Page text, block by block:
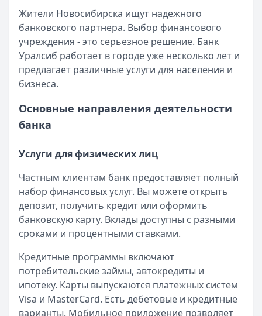
Читать статью
Интернет-банк Бинбанка
Кратко:Современные банковские услуги стали еще
Опубликовано:17 ноября 2025 г.
Категория:Кредиты
Читать статью
Субсидии малоимущим семьям в 2025 году
В сложной финансовой ситуации важно знать
Опубликовано:
Читать статью
Оформить кредит для иностранных граждан в 2025 году
Кратко:Получите кредит на сумму до 5 000 000 рублей
Опубликовано:17 ноября 2025 г.
Категория:Кредиты
Читать статью
Все статьи
Жители Новосибирска ищут надежного
банковского партнера. Выбор финансового
учреждения - это серьезное решение. Банк
Уралсиб работает в городе уже несколько лет и
предлагает различные услуги для населения и
бизнеса.
Основные направления деятельности
банка
Услуги для физических лиц
Частным клиентам банк предоставляет полный
набор финансовых услуг. Вы можете открыть
депозит, получить кредит или оформить
банковскую карту. Вклады доступны с разными
сроками и процентными ставками.
Кредитные программы включают
потребительские займы, автокредиты и
ипотеку. Карты выпускаются платежных систем
Visa и MasterCard. Есть дебетовые и кредитные
варианты. Мобильное приложение позволяет